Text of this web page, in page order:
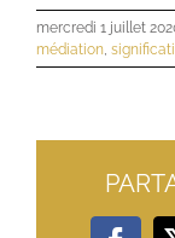
mercredi 1 juillet
médiation